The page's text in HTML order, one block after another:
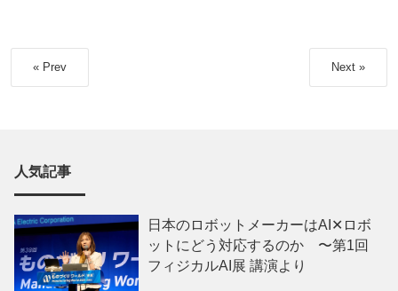
« Prev Next »
人気記事
日本のロボットメーカーはAI✕ロボ
ットにどう対応するのか 〜第1回
フィジカルAI展 講演より